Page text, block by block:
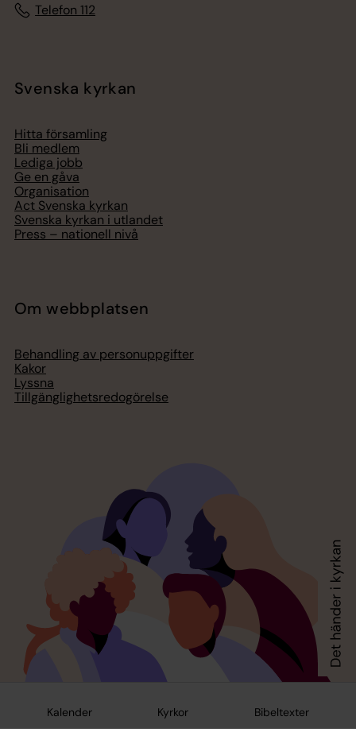
Kalender Kyrkor Bibeltexter
Telefon 112
Svenska kyrkan
Hitta församling
Bli medlem
Lediga jobb
Ge en gåva
Organisation
Act Svenska kyrkan
Svenska kyrkan i utlandet
Press – nationell nivå
Om webbplatsen
Behandling av personuppgifter
Kakor
Lyssna
Tillgänglighetsredogörelse